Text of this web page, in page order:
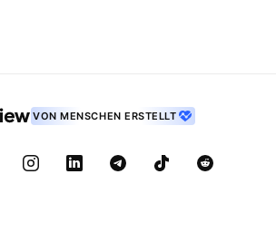
VON MENSCHEN ERSTELLT